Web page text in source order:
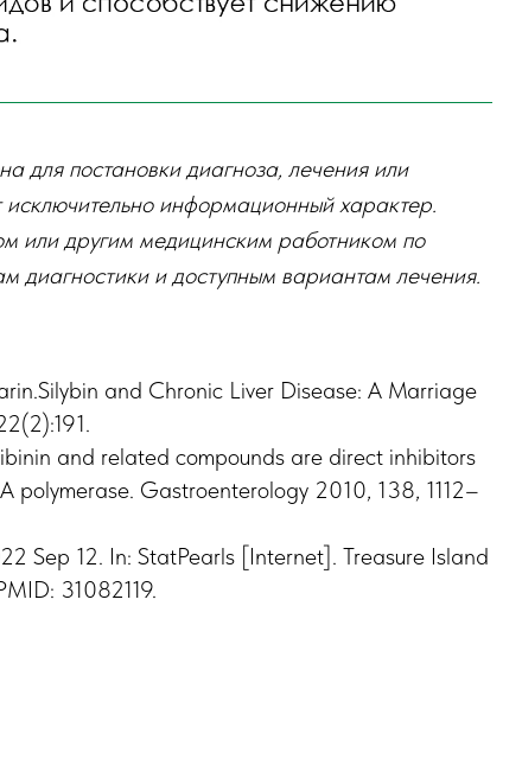
для постановки диагноза, лечения или
информационный характер.
или другим медицинским работником по
и доступным вариантам лечения.
and Chronic Liver Disease: A Marriage
and related compounds are direct inhibitors
Gastroenterology 2010, 138, 1112–
Sep 12. In: StatPearls [Internet]. Treasure Island
31082119.